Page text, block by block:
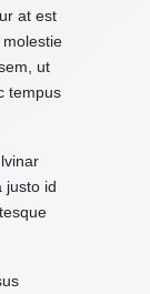
at est
ut
tempus
justo id